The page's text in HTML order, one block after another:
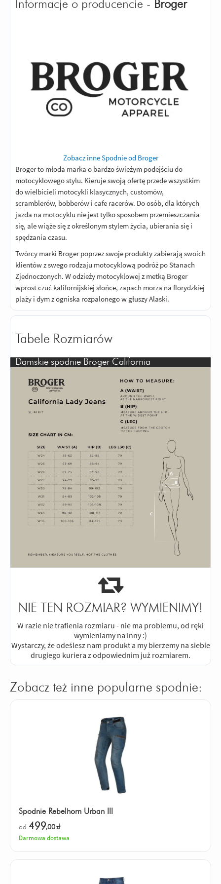
Informacje o producencie - Broger
Zobacz inne Spodnie od Broger
Broger to młoda marka o bardzo świeżym podejściu do
motocyklowego stylu. Kieruje swoją ofertę przede wszystkim
do wielbicieli motocykli klasycznych, customów,
scramblerów, bobberów i cafe racerów. Do osób, dla których
jazda na motocyklu nie jest tylko sposobem przemieszczania
się, ale wiąże się z określonym stylem życia, ubierania się i
spędzania czasu.
Twórcy marki Broger poprzez swoje produkty zabierają swoich
klientów z swego rodzaju motocyklową podróż po Stanach
Zjednoczonych. W odzieży motocyklowej z metką Broger
wprost czuć kalifornijskiej słońce, zapach morza na florydzkiej
plaży i dym z ogniska rozpalonego w głuszy Alaski.
Tabele Rozmiarów
Damskie spodnie Broger California
NIE TEN ROZMIAR? WYMIENIMY!
W razie nie trafienia rozmiaru - nie ma problemu, od ręki
wymieniamy na inny :)
Wystarczy, że odeślesz nam produkt a my bierzemy na siebie
drugiego kuriera z odpowiednim już rozmiarem.
Zobacz też inne popularne spodnie:
Spodnie Rebelhorn Urban III
od 499,00zł
Darmowa dostawa